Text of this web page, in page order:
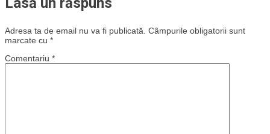
Adresa ta de email nu va fi publicată. Câmpurile obligatorii sunt
marcate cu *
Comentariu *